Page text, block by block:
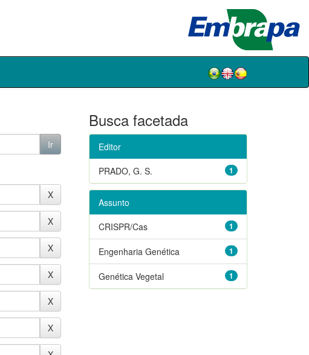
Busca facetada
Editor
1
PRADO, G. S.
Assunto
1
CRISPR/Cas
1
Engenharia Genética
1
Genética Vegetal